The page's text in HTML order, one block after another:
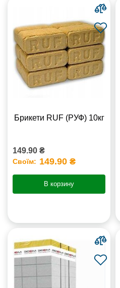
Брикети RUF (РУФ) 10кг
149.90 ₴
Своїм: 149.90 ₴
В корзину